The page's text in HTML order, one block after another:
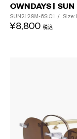
OWNDAYS | SUN
SUN2129M-6S C1 / Size: L
¥8,800 税込